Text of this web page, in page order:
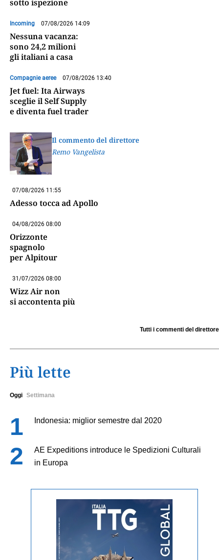
sotto ispezione
Incoming 07/08/2026 14:09
Nessuna vacanza:
sono 24,2 milioni
gli italiani a casa
Compagnie aeree 07/08/2026 13:40
Jet fuel: Ita Airways
sceglie il Self Supply
e diventa fuel trader
Il commento del direttore
Remo Vangelista
07/08/2026 11:55
Adesso tocca ad Apollo
04/08/2026 08:00
Orizzonte
spagnolo
per Alpitour
31/07/2026 08:00
Wizz Air non
si accontenta più
Tutti i commenti del direttore
Più lette
Oggi Settimana
Indonesia: miglior semestre dal 2020
AE Expeditions introduce le Spedizioni Culturali
in Europa